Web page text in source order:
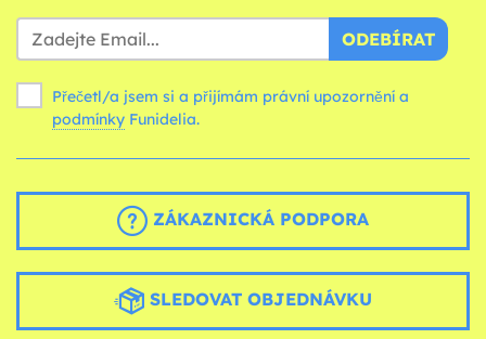
ODEBÍRAT
Přečetl/a jsem si a přijímám právní upozornění a
podmínky Funidelia.
ZÁKAZNICKÁ PODPORA
SLEDOVAT OBJEDNÁVKU